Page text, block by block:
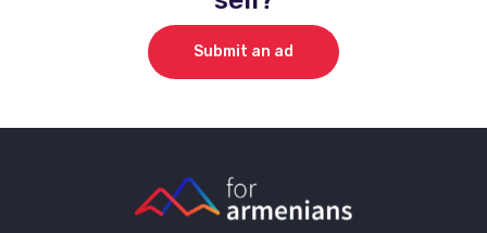
Submit an ad